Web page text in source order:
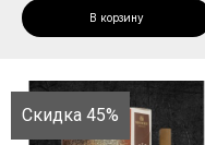
В корзину
Скидка 45%